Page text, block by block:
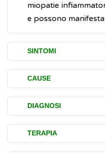
miopatie
e possono
SINTOMI
affaticamento
più comune,
muscoli
muscoli del
sensazione di
intolleranza all'
CAUSE
Molteplici sono
all'instaurarsi di una
Le distrofie
DIAGNOSI
Considerata la
diverse forme di
TERAPIA